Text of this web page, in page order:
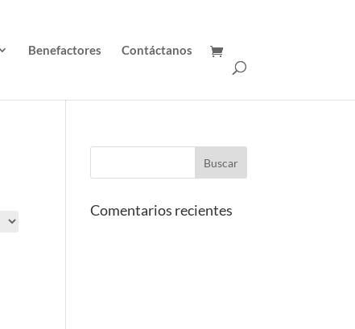
Benefactores Contáctanos
Comentarios recientes